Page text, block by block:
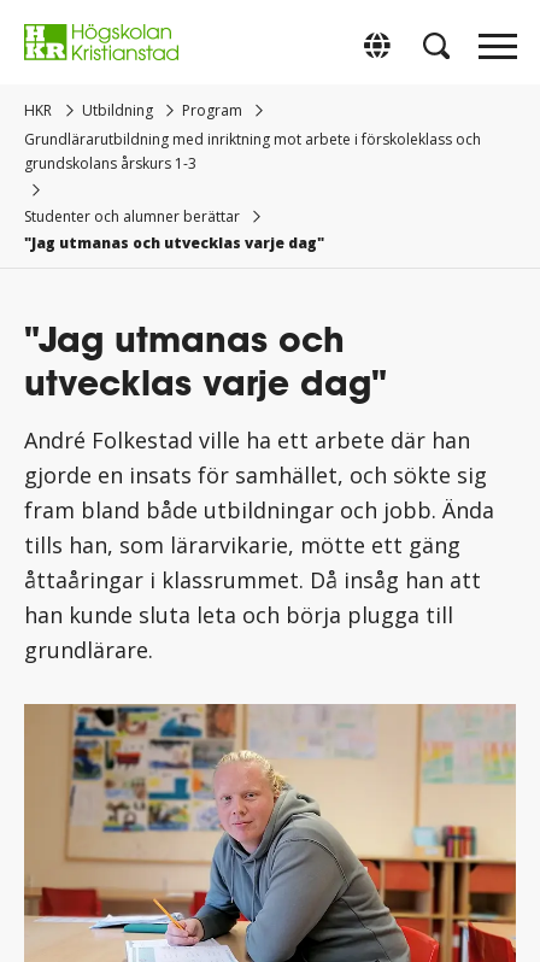
direkt
Switch to
HKR Utbildning
Program
Grundlärarutbildning med inriktning mot arbete i förskoleklass och
grundskolans årskurs 1-3
Studenter och alumner berättar
"Jag utmanas och utvecklas varje dag"
"Jag utmanas och
utvecklas varje dag"
André Folkestad ville ha ett arbete där han
gjorde en insats för samhället, och sökte sig
fram bland både utbildningar och jobb. Ända
tills han, som lärarvikarie, mötte ett gäng
åttaåringar i klassrummet. Då insåg han att
han kunde sluta leta och börja plugga till
grundlärare.